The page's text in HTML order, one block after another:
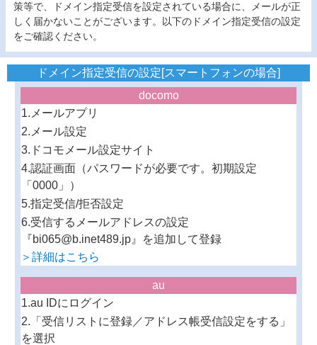
策等で、ドメイン指定受信を設定されている場合に、メールが正
しく届かないことがございます。以下のドメイン指定受信の設定
をご確認ください。
ドメイン指定受信の設定[スマートフォンの場合]
docomo
1.メールアプリ
2.メール設定
3.ドコモメール設定サイト
4.認証画面（パスワードが必要です。初期設定
「0000」）
5.指定受信/拒否設定
6.受信するメールアドレスの設定
『bi065@b.inet489.jp』を追加して登録
＞詳細はこちら
au
1.au IDにログイン
2.「受信リストに登録／アドレス帳受信設定をする」
を選択